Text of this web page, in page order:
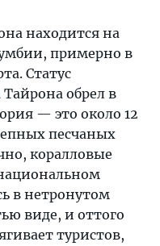
находится на
примерно в
Статус
обрел в
— это около 12
песчаных
коралловые
в нетронутом
виде, и оттого
туристов,